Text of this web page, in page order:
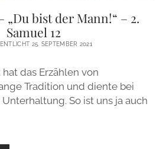
Samuel 12
25. SEPTEMBER 2021
das Erzählen von
Tradition und diente bei
So ist uns ja auch